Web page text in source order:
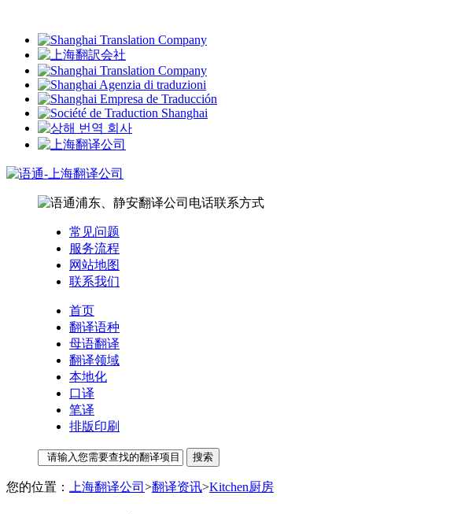
常见问题
服务流程
网站地图
联系我们
首页
翻译语种
母语翻译
翻译领域
本地化
口译
笔译
排版印刷
您的位置： 上海翻译公司 >翻译资讯>Kitchen厨房